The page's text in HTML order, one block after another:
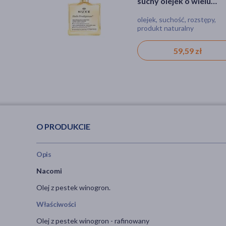
olejek, suchość, rozstępy,
produkt naturalny
59,59 zł
pianka, 200 ml
pianka, dla wegan
143,99 zł
O PRODUKCIE
Opis
Nacomi
Olej z pestek winogron.
Właściwości
Olej z pestek winogron - rafinowany